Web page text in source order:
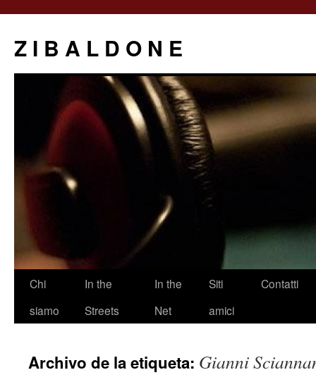
Z I B A L D O N E
Saltar
Chi
siamo
In the
Streets
In the
Net
Siti
amici
Contatti
Archivo de la etiqueta: Gianni